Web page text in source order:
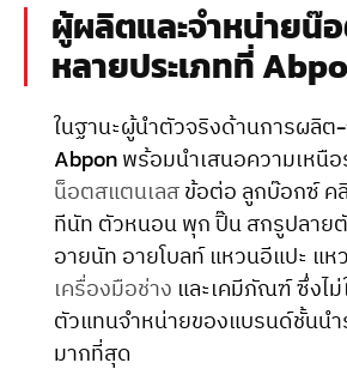
ผู้ผลิตและจำหน่ายน๊
หลายประเภทที่
ในฐานะผู้นำตัวจริงด้านการผลิ
Abpon พร้อมนำเสนอความเหนื
น็อตสแตนเลสข้อต่อ ลูกบ๊อกซ์ ค
ทีนัท ตัวหนอน พุก ปิ๊น สกรูปลาย
อายนัท อายโบลท์ แหวนอีแปะ แ
เครื่องมือช่าง และเคมีภัณฑ์ ซึ่งไ
ตัวแทนจำหน่ายของแบรนด์ชั้นน
มากที่สุด